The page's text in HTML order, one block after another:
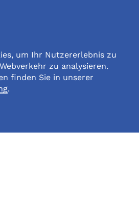
um Ihr Nutzererlebnis zu
zu analysieren.
finden Sie in unserer
.